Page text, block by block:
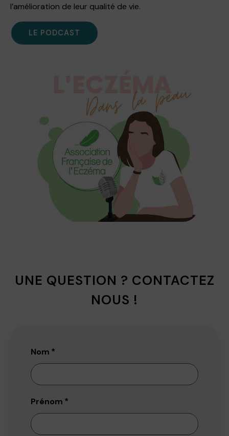
l’amélioration de leur qualité de vie.
LE PODCAST
UNE QUESTION ? CONTACTEZ
NOUS !
Nom *
Prénom *